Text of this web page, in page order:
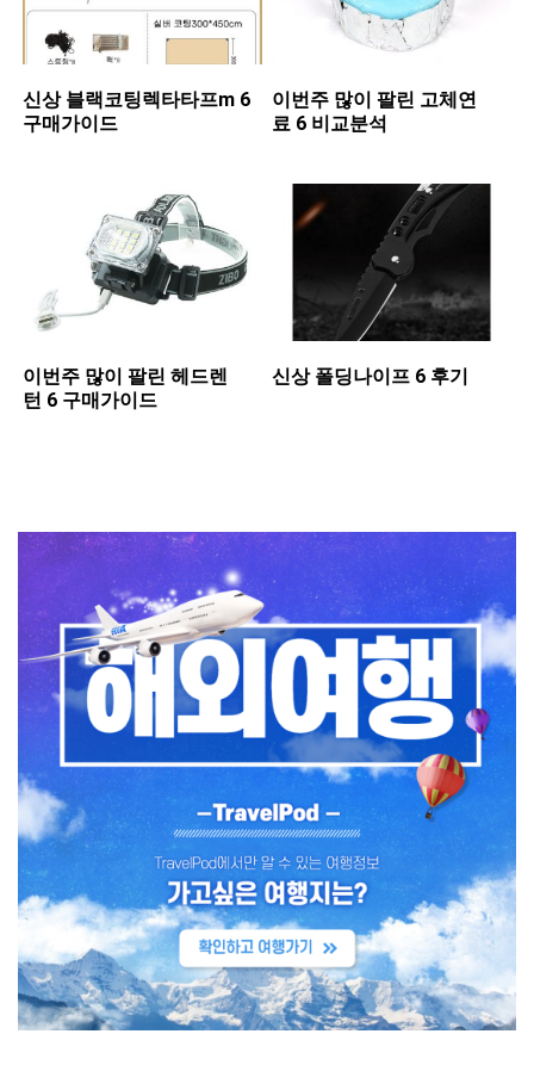
신상 ​블랙코팅렉타타프m 6
구매가이드
이번주 많이 팔린 ​고체연
료 6 비교분석
이번주 많이 팔린 ​헤드렌
턴 6 구매가이드
신상 ​폴딩나이프 6 후기